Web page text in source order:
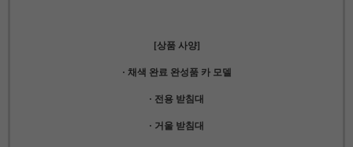
[상품 사양]
· 채색 완료 완성품 카 모델
· 전용 받침대
· 거울 받침대